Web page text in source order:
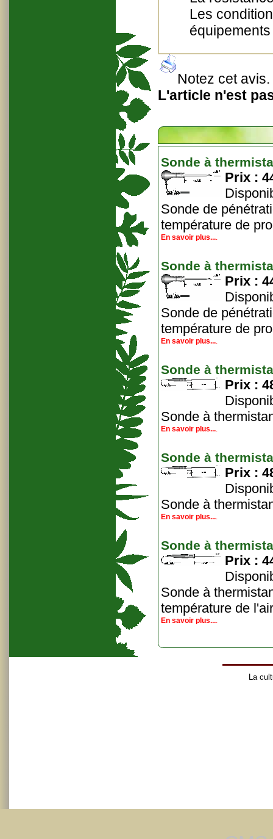
Les
Notez cet avis.
L'article n'est
Sonde à
Prix :
Sonde de
température de
En savoir plus....
Sonde à
Prix :
Sonde de
température de
En savoir plus....
Sonde à
Prix :
Sonde à
En savoir plus....
Sonde à
Prix :
Sonde à
En savoir plus....
Sonde à
Prix :
Sonde à
température de
En savoir plus....
La